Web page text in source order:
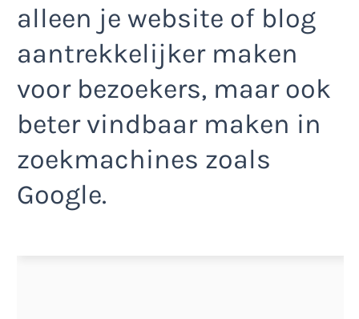
alleen je website of blog
aantrekkelijker maken
voor bezoekers, maar ook
beter vindbaar maken in
zoekmachines zoals
Google.